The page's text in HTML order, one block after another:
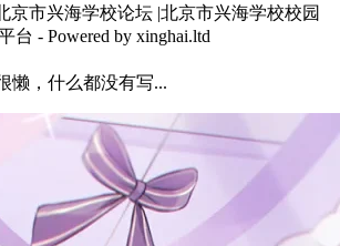
懒，什么都没有写...